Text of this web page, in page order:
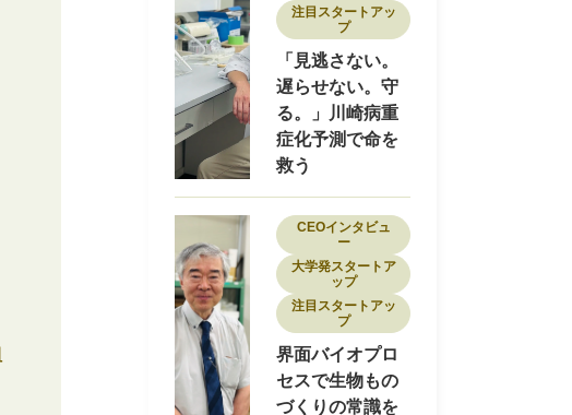
注目スタートアッ
プ
「見逃さない。
遅らせない。守
る。」川崎病重
症化予測で命を
救う
CEOインタビュ
ー
大学発スタートア
ップ
注目スタートアッ
プ
界面バイオプロ
セスで生物もの
づくりの常識を